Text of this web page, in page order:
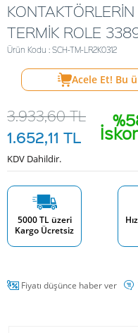
TERMİK ROLE
Ürün Kodu : SCH-TM-LR2K0312
Acele Et! Bu
3.933,60TL
1.652,11 TL
KDV Dahildir.
5000 TL üzeri
Kargo Ücretsiz
Fiyatı düşünce haber ver